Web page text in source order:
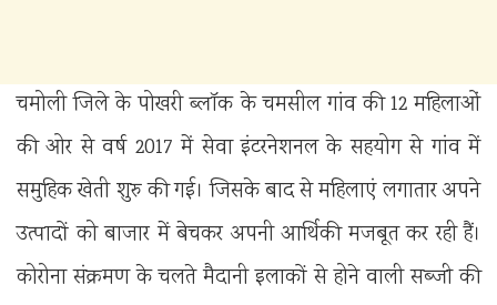
चमोली जिले के पोखरी ब्लॉक के चमसील गांव की 12 महिलाओं
की ओर से वर्ष 2017 में सेवा इंटरनेशनल के सहयोग से गांव में
समुहिक खेती शुरु की गई। जिसके बाद से महिलाएं लगातार अपने
उत्पादों को बाजार में बेचकर अपनी आर्थिकी मजबूत कर रही हैं।
कोरोना संक्रमण के चलते मैदानी इलाकों से होने वाली सब्जी की